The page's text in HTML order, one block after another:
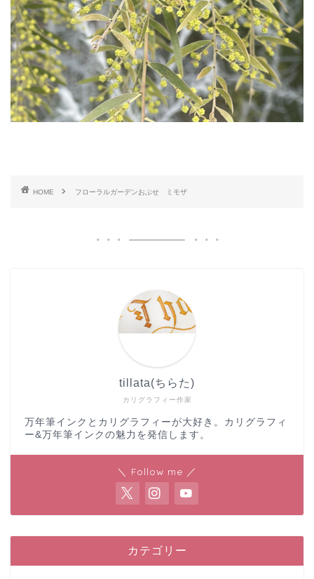
HOME フローラルガーデンおぶせ ミモザ
カリグラフィー作家
tillata(ちらた)
万年筆インクとカリグラフィーが大好き。カリグラフィ
ー&万年筆インクの魅力を発信します。
＼ Follow me ／
カテゴリー